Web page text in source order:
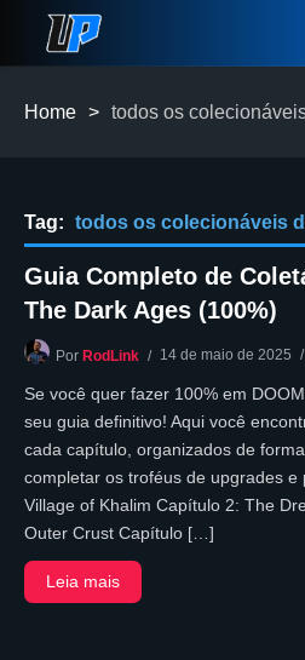
Home > todos os
Tag: todos os colecionáveis
Guia Completo de
The Dark Ages (100%)
Por RodLink 14 de maio de 2025
Se você quer fazer 100% em
seu guia definitivo! Aqui você
cada capítulo, organizados de
completar os troféus de upgrades e
Village of Khalim Capítulo 2: The
Outer Crust Capítulo […]
Leia mais